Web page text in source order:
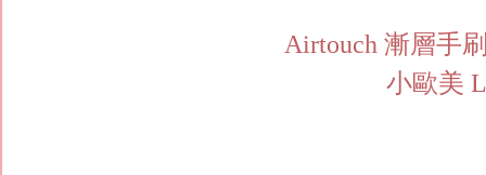
Airtouch 漸層手
小歐美